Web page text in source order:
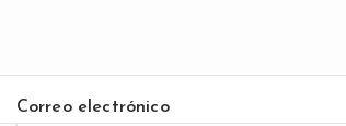
Correo electrónico